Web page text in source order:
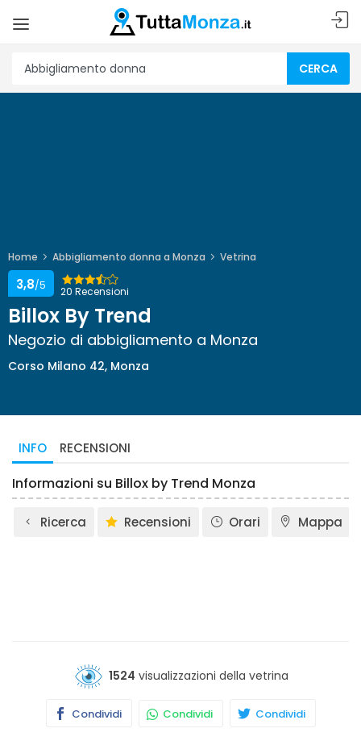
CERCA
Home Abbigliamento donna a Monza Vetrina
20 Recensioni
3,8/5
Billox By Trend
Negozio di abbigliamento a Monza
Corso Milano 42, Monza
INFO RECENSIONI
Informazioni su Billox by Trend Monza
Ricerca Recensioni Orari Mappa
1524 visualizzazioni della vetrina
Condividi Condividi Condividi